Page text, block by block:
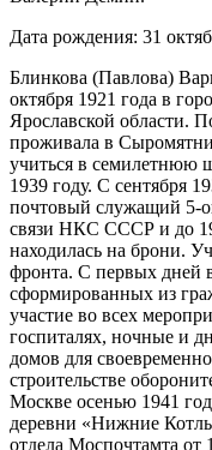
Дата рождения: 31
Блинкова (Павлова)
октября 1921 года в
Ярославской области.
проживала в
учиться в семилетнюю
1939 году. С сентября
почтовый служащий 5-
связи НКС СССР и до
находилась на брони.
фронта. С первых дней
сформированных из
участие во всех
госпиталях, ночные и
домов для
строительстве
Москве осенью 1941
деревни «Нижние
отдела Моспочтамта от